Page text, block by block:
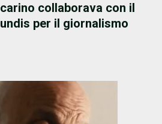
collaborava con il
per il giornalismo